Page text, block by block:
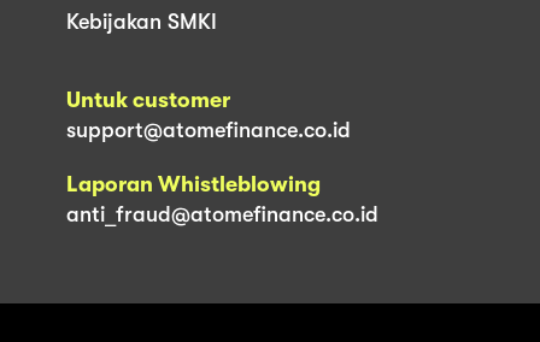
Kebijakan SMKI
Untuk customer
support@atomefinance.co.id
Laporan Whistleblowing
anti_fraud@atomefinance.co.id